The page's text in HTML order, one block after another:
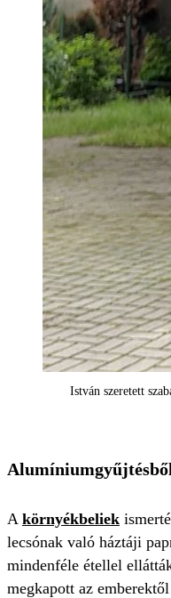
István szeretett
A környékbeliek
lecsónak való háztáji
mindenféle étellel
megkapott az